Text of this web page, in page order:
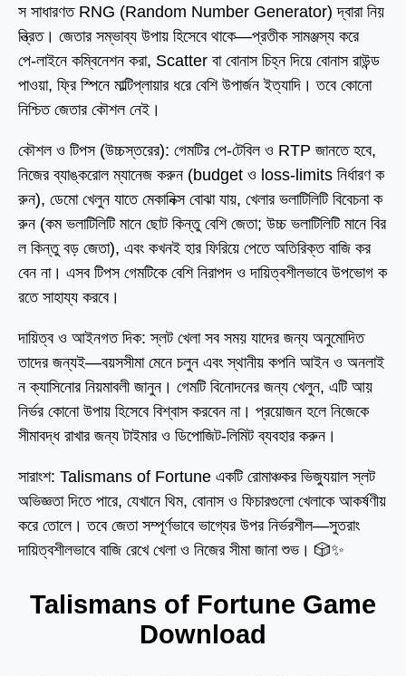
স সাধারণত RNG (Random Number Generator) দ্বারা নিয়
ন্ত্রিত। জেতার সম্ভাব্য উপায় হিসেবে থাকে—প্রতীক সামঞ্জস্য করে
পে‑লাইনে কম্বিনেশন করা, Scatter বা বোনাস চিহ্ন দিয়ে বোনাস রাউন্ড
পাওয়া, ফ্রি স্পিনে মাল্টিপ্লায়ার ধরে বেশি উপার্জন ইত্যাদি। তবে কোনো
নিশ্চিত জেতার কৌশল নেই।
কৌশল ও টিপস (উচ্চস্তরের): গেমটির পে‑টেবিল ও RTP জানতে হবে,
নিজের ব্যাঙ্করোল ম্যানেজ করুন (budget ও loss‑limits নির্ধারণ ক
রুন), ডেমো খেলুন যাতে মেকানিক্স বোঝা যায়, খেলার ভলাটিলিটি বিবেচনা ক
রুন (কম ভলাটিলিটি মানে ছোট কিন্তু বেশি জেতা; উচ্চ ভলাটিলিটি মানে বির
ল কিন্তু বড় জেতা), এবং কখনই হার ফিরিয়ে পেতে অতিরিক্ত বাজি কর
বেন না। এসব টিপস গেমটিকে বেশি নিরাপদ ও দায়িত্বশীলভাবে উপভোগ ক
রতে সাহায্য করবে।
দায়িত্ব ও আইনগত দিক: স্লট খেলা সব সময় যাদের জন্য অনুমোদিত
তাদের জন্যই—বয়সসীমা মেনে চলুন এবং স্থানীয় কপনি আইন ও অনলাই
ন ক্যাসিনোর নিয়মাবলী জানুন। গেমটি বিনোদনের জন্য খেলুন, এটি আয়
নির্ভর কোনো উপায় হিসেবে বিশ্বাস করবেন না। প্রয়োজন হলে নিজেকে
সীমাবদ্ধ রাখার জন্য টাইমার ও ডিপোজিট‑লিমিট ব্যবহার করুন।
সারাংশ: Talismans of Fortune একটি রোমাঞ্চকর ভিজ্যুয়াল স্লট
অভিজ্ঞতা দিতে পারে, যেখানে থিম, বোনাস ও ফিচারগুলো খেলাকে আকর্ষণীয়
করে তোলে। তবে জেতা সম্পূর্ণভাবে ভাগ্যের উপর নির্ভরশীল—সুতরাং
দায়িত্বশীলভাবে বাজি রেখে খেলা ও নিজের সীমা জানা শুভ। 🎲✨
Talismans of Fortune Game
Download